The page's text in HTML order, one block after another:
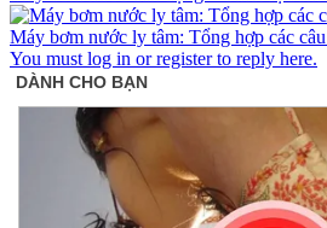
Máy bơm nước ly tâm: Tổng hợp các
You must log in or register to reply here.